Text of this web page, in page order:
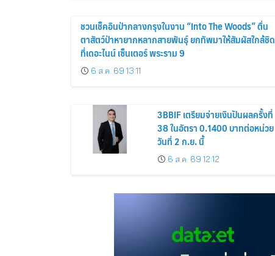
ชวนเช็คอินป่ากลางกรุงในงาน “Into The Woods” ตื่น
ตาสัตว์ป่าหายากหลากสายพันธุ์ ยกทัพมาให้สัมผัสใกล้ชิด
ที่เดอะไนน์ เซ็นเตอร์ พระราม 9
6 ส.ค. 69 13:11
3BBIF เตรียมจ่ายเงินปันผลครั้งที่
38 ในอัตรา 0.1400 บาทต่อหน่วย
วันที่ 2 ก.ย. นี้
6 ส.ค. 69 12:12